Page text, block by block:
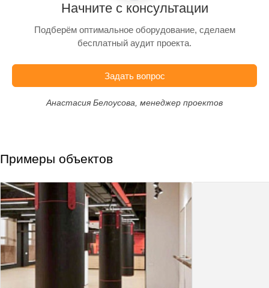
Начните с консультации
Подберём оптимальное оборудование, сделаем
бесплатный аудит проекта.
Задать вопрос
Анастасия Белоусова, менеджер проектов
Примеры объектов